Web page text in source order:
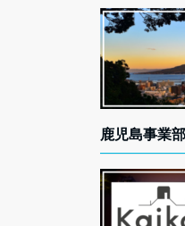
鹿児島事業